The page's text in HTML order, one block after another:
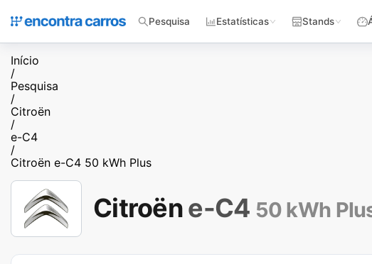
Pesquisa Estatísticas Stands
Início
/
Pesquisa
/
Citroën
/
e-C4
/
Citroën e-C4 50 kWh Plus
Citroëne-C4 50 kWh